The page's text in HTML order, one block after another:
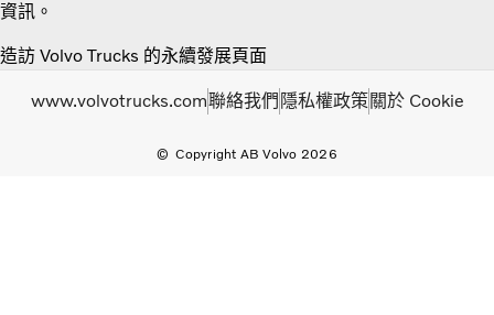
資訊。
造訪 Volvo Trucks 的永續發展頁面
Copyright AB Volvo 2026
www.volvotrucks.com聯絡我們 隱私權政策 關於 Cookie